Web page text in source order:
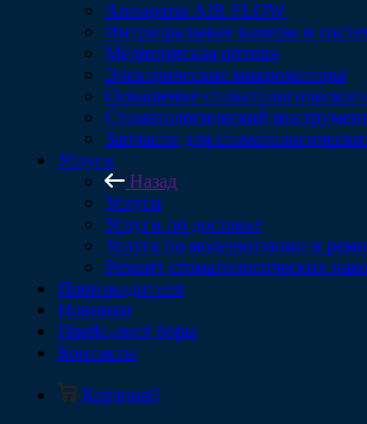
Аппараты AIR FLOW
Интраоральные камеры и
Медицинская оптика
Электрические микромоторы
Оснащение
Стоматологический
Запчасти для
Услуги
Назад
Услуги
Услуги по доставке
Услуга по модернизации и
Ремонт стоматологических
Производители
Новинки
Прайс-лист боры
Контакты
Корзина0